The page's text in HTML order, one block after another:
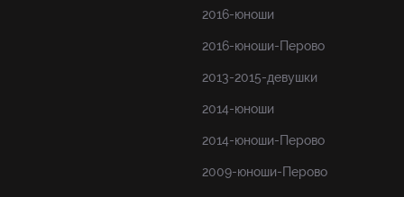
2016-юноши
2016-юноши-Перово
2013-2015-девушки
2014-юноши
2014-юноши-Перово
2009-юноши-Перово